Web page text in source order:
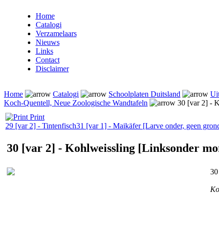
Home
Catalogi
Verzamelaars
Nieuws
Links
Contact
Disclaimer
Home Catalogi Schoolplaten Duitsland
Koch-Quentell, Neue Zoologische Wandtafeln
30 [var 2] -
Print
29 [var 2] - Tintenfisch31 [var 1] - Maikäfer [Larve onder, geen
30 [var 2] - Kohlweissling [Linksonder